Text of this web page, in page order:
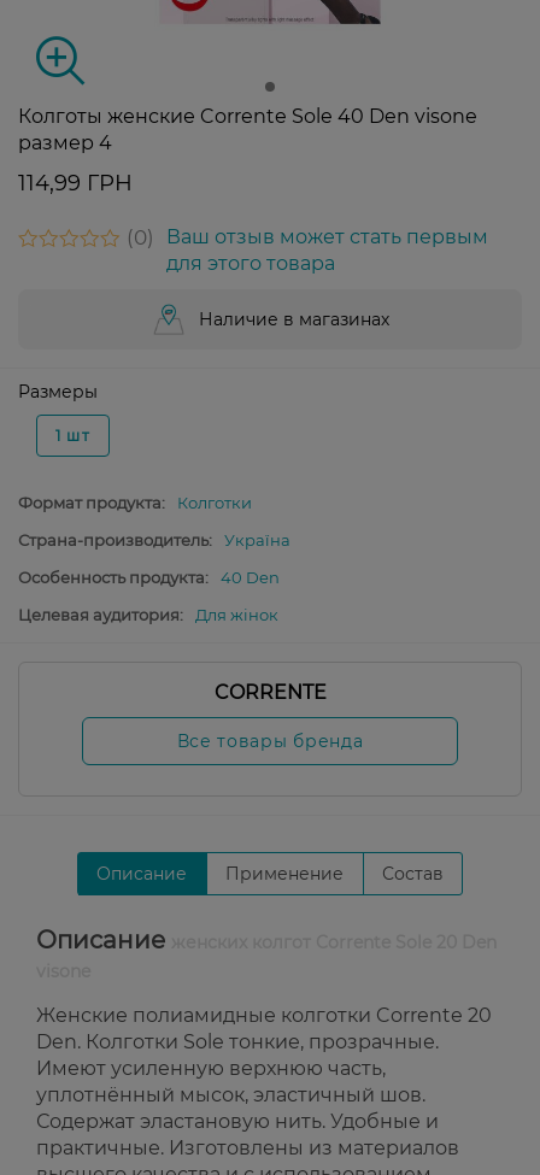
Колготы женские Corrente Sole 40 Den visone
размер 4
114,99 ГРН
0
Ваш отзыв может стать первым
для этого товара
Наличие в магазинах
Размеры
1 шт
Формат продукта:
Колготки
Страна-производитель:
Україна
Особенность продукта:
40 Den
Целевая аудитория:
Для жінок
CORRENTE
Все товары бренда
Описание Применение Состав
Описание
Женские полиамидные колготки Corrente 20
Den. Колготки Sole тонкие, прозрачные.
Имеют усиленную верхнюю часть,
уплотнённый мысок, эластичный шов.
Содержат эластановую нить. Удобные и
практичные. Изготовлены из материалов